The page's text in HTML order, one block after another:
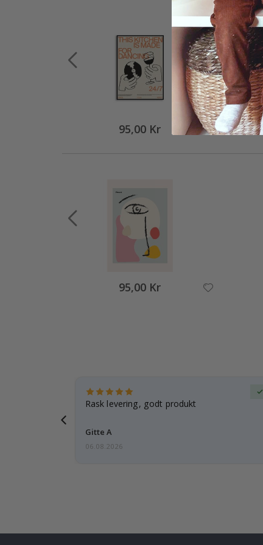
95,00 Kr
95,00 Kr
Rask levering, godt produkt
Gitte A
06.08.2026